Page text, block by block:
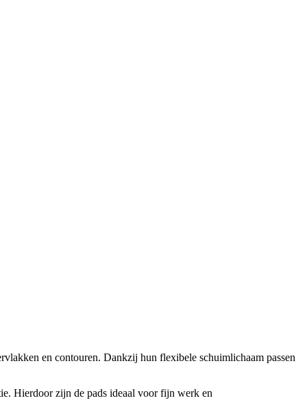
en contouren. Dankzij hun flexibele schuimlichaam passen
Hierdoor zijn de pads ideaal voor fijn werk en